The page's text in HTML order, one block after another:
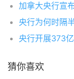
加拿大央行宣
央行为何时隔
央行开展373
猜你喜欢